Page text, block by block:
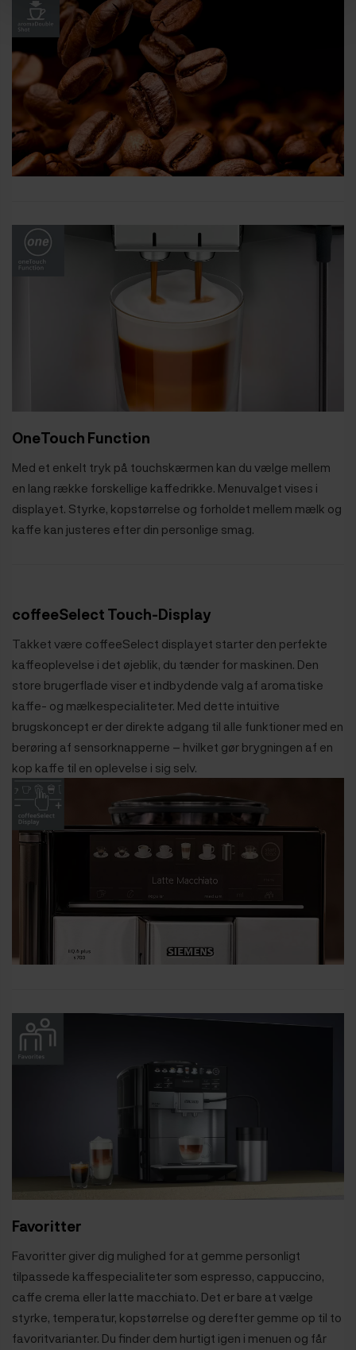
OneTouch Function
Med et enkelt tryk på touchskærmen kan du vælge mellem
en lang række forskellige kaffedrikke. Menuvalget vises i
displayet. Styrke, kopstørrelse og forholdet mellem mælk og
kaffe kan justeres efter din personlige smag.
coffeeSelect Touch-Display
Takket være coffeeSelect displayet starter den perfekte
kaffeoplevelse i det øjeblik, du tænder for maskinen. Den
store brugerflade viser et indbydende valg af aromatiske
kaffe- og mælkespecialiteter. Med dette intuitive
brugskoncept er der direkte adgang til alle funktioner med en
berøring af sensorknapperne – hvilket gør brygningen af en
kop kaffe til en oplevelse i sig selv.
Favoritter
Favoritter giver dig mulighed for at gemme personligt
tilpassede kaffespecialiteter som espresso, cappuccino,
caffe crema eller latte macchiato. Det er bare at vælge
styrke, temperatur, kopstørrelse og derefter gemme op til to
favoritvarianter. Du finder dem hurtigt igen i menuen og får